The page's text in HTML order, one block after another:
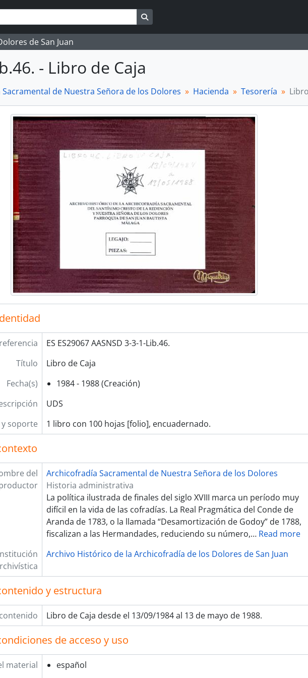
Search in browse page
de San Juan
- Libro de Caja
de Nuestra Señora de los Dolores Hacienda Tesorería
ES ES29067 AASNSD 3-3-1-Lib.46.
Título
Libro de Caja
Fecha(s)
1984 - 1988 (Creación)
UDS
soporte
1 libro con 100 hojas [folio], encuadernado.
del
Archicofradía Sacramental de Nuestra Señora de los Dolores
Historia administrativa
La política ilustrada de finales del siglo XVIII marca un período muy
difícil en la vida de las cofradías. La Real Pragmática del Conde de
Aranda de 1783, o la llamada “Desamortización de Godoy” de 1788,
fiscalizan a las Hermandades, reduciendo su número,… Read more
Archivo Histórico de la Archicofradía de los Dolores de San Juan
y estructura
Libro de Caja desde el 13/09/1984 al 13 de mayo de 1988.
de acceso y uso
material español